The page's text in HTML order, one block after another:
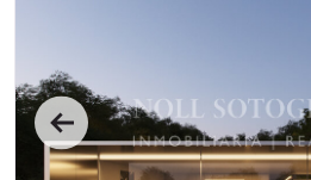
Previous